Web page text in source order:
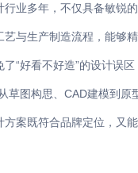
行业多年，不仅具备敏锐
艺与生产制造流程，能够
“好看不好造”的设计误区
草图构思、CAD建模到原
案既符合品牌定位，又